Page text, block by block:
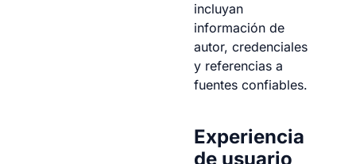
incluyan
información de
autor, credenciales
y referencias a
fuentes confiables.
Experiencia
de usuario